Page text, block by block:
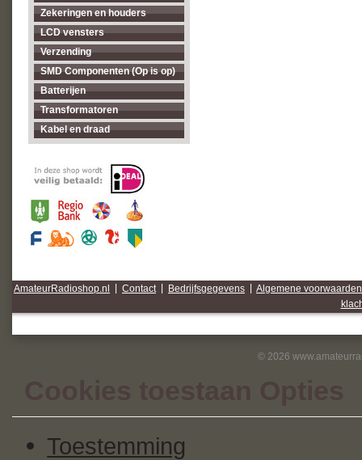
Zekeringen en houders
LCD vensters
Verzending
SMD Componenten (Op is op)
Batterijen
Transformatoren
Kabel en draad
AmateurRadioshop.nl Contact Bedrijfsgegevens
Algemene voorwaarden
© 2026
Cookies toestaan Opties
Toestemming